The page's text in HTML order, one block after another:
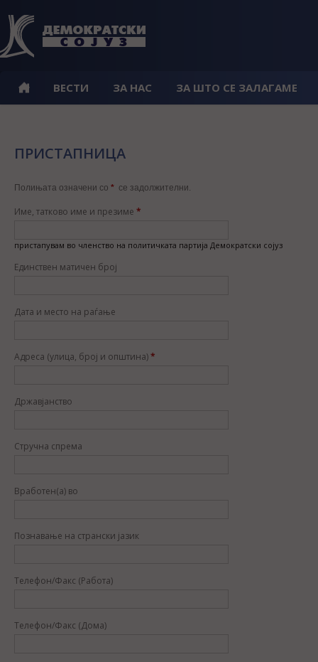
ВЕСТИ ЗА НАС ЗА ШТО СЕ ЗАЛАГАМЕ
ПРИСТАПНИЦА
Полињата означени со * се задолжителни.
Име, татково име и презиме *
пристапувам во членство на политичката партија Демократски сојуз
Единствен матичен број
Дата и место на раѓање
Адреса (улица, број и општина)*
Државјанство
Стручна спрема
Вработен(а) во
Познавање на странски јазик
Телефон/Факс (Работа)
Телефон/Факс (Дома)